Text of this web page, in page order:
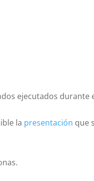
ejecutados
la presentación que